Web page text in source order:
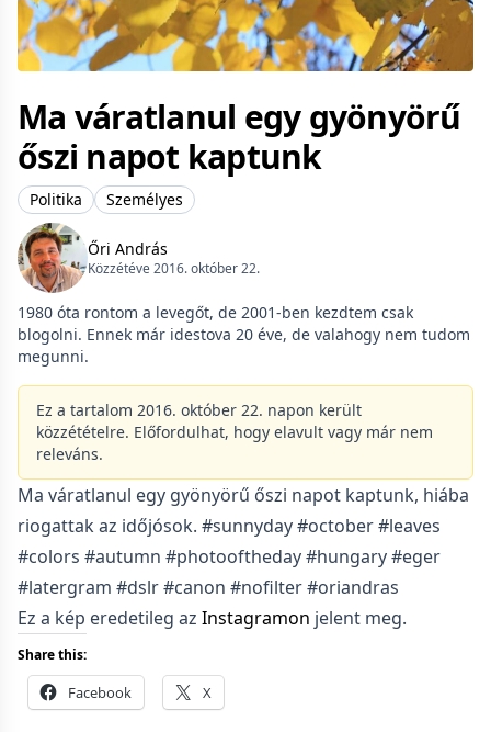
Ma váratlanul egy gyönyörű
őszi napot kaptunk
Politika Személyes
Őri András
Közzétéve 2016. október 22.
1980 óta rontom a levegőt, de 2001-ben kezdtem csak
blogolni. Ennek már idestova 20 éve, de valahogy nem tudom
megunni.
Ez a tartalom 2016. október 22. napon került
közzétételre. Előfordulhat, hogy elavult vagy már nem
releváns.
Ma váratlanul egy gyönyörű őszi napot kaptunk, hiába
riogattak az időjósok. #sunnyday #october #leaves
#colors #autumn #photooftheday #hungary #eger
#latergram #dslr #canon #nofilter #oriandras
Ez a kép eredetileg az Instagramon jelent meg.
Share this:
Facebook X